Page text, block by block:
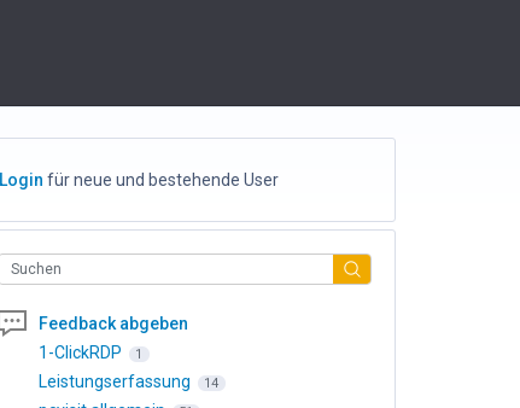
Login für neue und bestehende User
Suchen
Feedback abgeben
1-ClickRDP
1
Leistungserfassung 14